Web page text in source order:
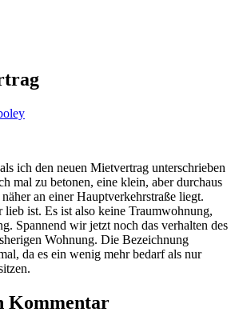
ich den neuen Mietvertrag unterschrieben
mal zu betonen, eine klein, aber durchaus
an einer Hauptverkehrstraße liegt.
lieb ist. Es ist also keine Traumwohnung,
Spannend wir jetzt noch das verhalten des
Wohnung. Die Bezeichnung
da es ein wenig mehr bedarf als nur
Kommentar